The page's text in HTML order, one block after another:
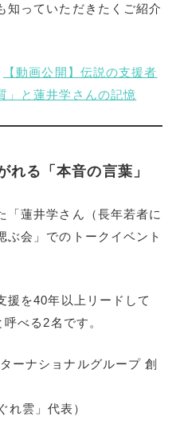
知っていただきたくご紹介
【動画公開】伝説の支援者
」と蓮井学さんの記憶
れる「本音の言葉」
「蓮井学さん（長年若者に
ぶ会」でのトークイベント
援を40年以上リードして
べる2名です。
ターナショナルグループ 創
れ雲」代表）